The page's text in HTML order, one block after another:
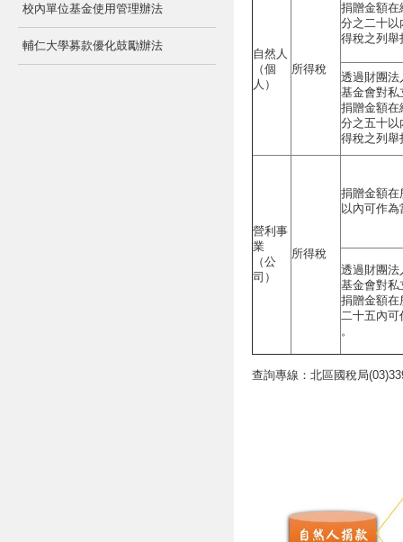
校內單位基金使用管理辦法
輔仁大學募款優化鼓勵辦法
自然人
（個
人）
所得稅
捐贈金額在
分之二十以
得稅之列舉
透過財團法
基金會對私
捐贈金額在
分之五十以
得稅之列舉
營利事
業
（公
司）
所得稅
捐贈金額在
以內可作
透過財團法
基金會對私
捐贈金額在
二十五內可
。
查詢專線：北區國稅局